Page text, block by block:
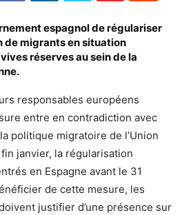
espagnol de régulariser
de migrants en situation
réserves au sein de la
responsables européens
entre en contradiction avec
politique migratoire de l’Union
janvier, la régularisation
en Espagne avant le 31
de cette mesure, les
justifier d’une présence sur